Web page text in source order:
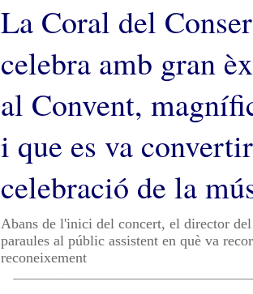
La Coral del
celebra amb gran
al Convent,
i que es va
celebració de la
Abans de l'inici del concert, el director
paraules al públic assistent en què va
reconeixement